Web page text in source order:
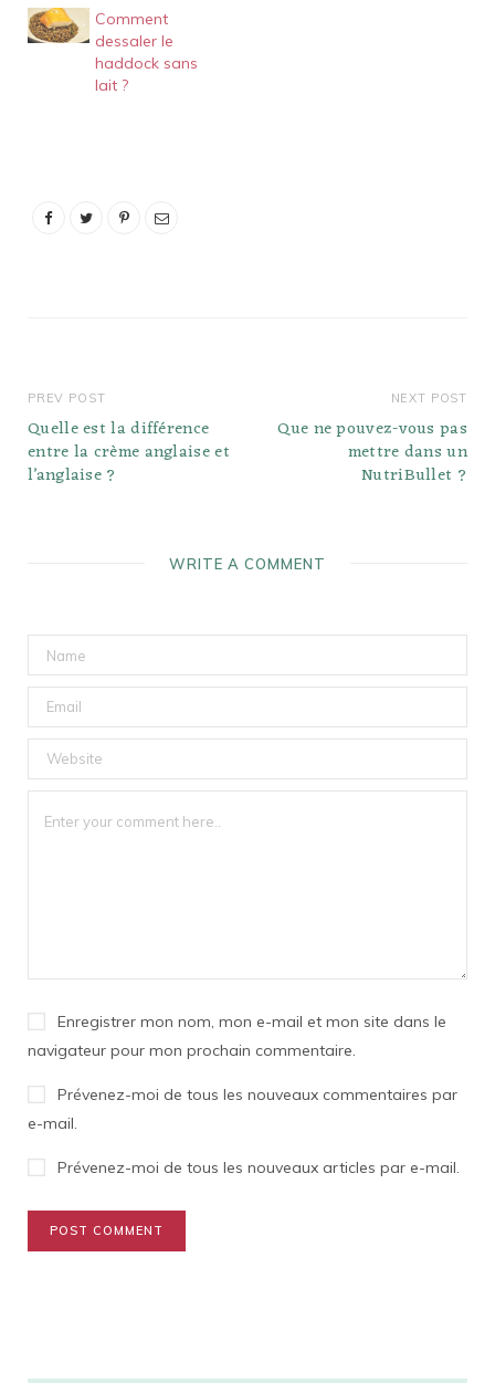
Comment
dessaler le
haddock sans
lait ?
PREV POST
Quelle est la différence
entre la crème anglaise et
l’anglaise ?
NEXT POST
Que ne pouvez-vous pas
mettre dans un
NutriBullet ?
WRITE A COMMENT
Enregistrer mon nom, mon e-mail et mon site dans le
navigateur pour mon prochain commentaire.
Prévenez-moi de tous les nouveaux commentaires par
e-mail.
Prévenez-moi de tous les nouveaux articles par e-mail.